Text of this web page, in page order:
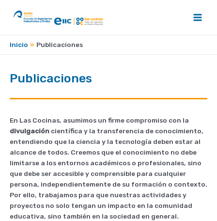
Inicio Publicaciones
Publicaciones
En Las Cocinas, asumimos un firme compromiso con la
divulgación científica y la transferencia de conocimiento,
entendiendo que la ciencia y la tecnología deben estar al
alcance de todos. Creemos que el conocimiento no debe
limitarse a los entornos académicos o profesionales, sino
que debe ser accesible y comprensible para cualquier
persona, independientemente de su formación o contexto.
Por ello, trabajamos para que nuestras actividades y
proyectos no solo tengan un impacto en la comunidad
educativa, sino también en la sociedad en general.